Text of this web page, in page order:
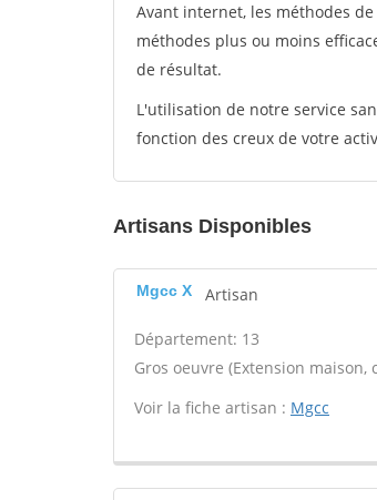
Avant internet, les méthodes
méthodes plus ou moins
de résultat.
L'utilisation de notre service
fonction des creux de votre
Artisans Disponibles
Mgcc X Artisan
Département: 13
Gros oeuvre (Extension maison,
Voir la fiche artisan : Mgcc